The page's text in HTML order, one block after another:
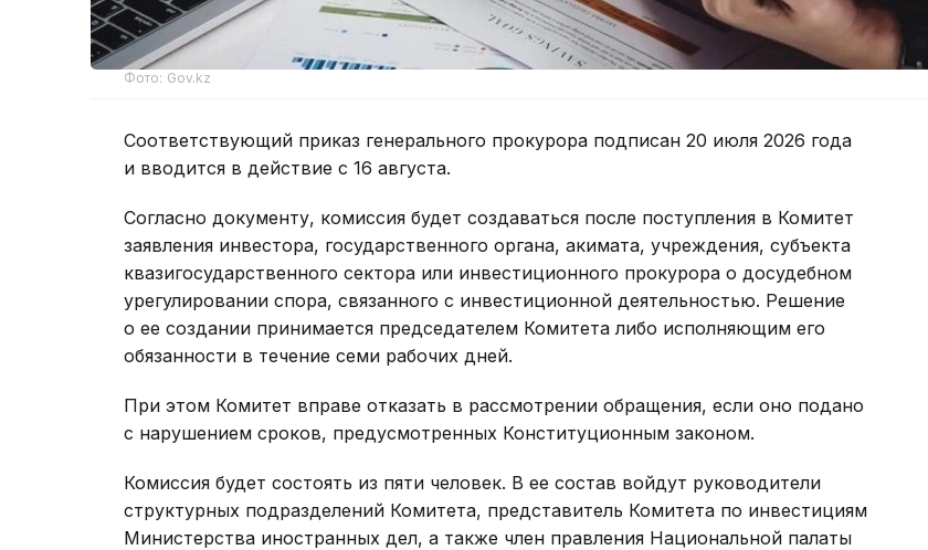
Фото: Gov.kz
Соответствующий приказ генерального прокурора подписан 20 июля 2026 года
и вводится в действие с 16 августа.
Согласно документу, комиссия будет создаваться после поступления в Комитет
заявления инвестора, государственного органа, акимата, учреждения, субъекта
квазигосударственного сектора или инвестиционного прокурора о досудебном
урегулировании спора, связанного с инвестиционной деятельностью. Решение
о ее создании принимается председателем Комитета либо исполняющим его
обязанности в течение семи рабочих дней.
При этом Комитет вправе отказать в рассмотрении обращения, если оно подано
с нарушением сроков, предусмотренных Конституционным законом.
Комиссия будет состоять из пяти человек. В ее состав войдут руководители
структурных подразделений Комитета, представитель Комитета по инвестициям
Министерства иностранных дел, а также член правления Национальной палаты